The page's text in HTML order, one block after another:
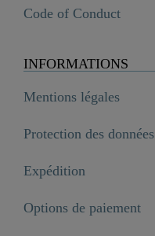
Code of Conduct
INFORMATIONS
Mentions légales
Protection des données
Expédition
Options de paiement